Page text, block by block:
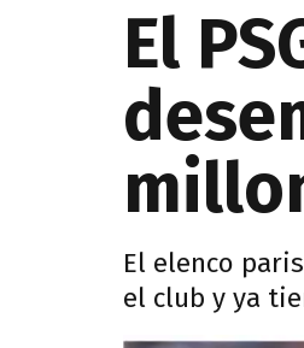
El
El elenco
el club y ya